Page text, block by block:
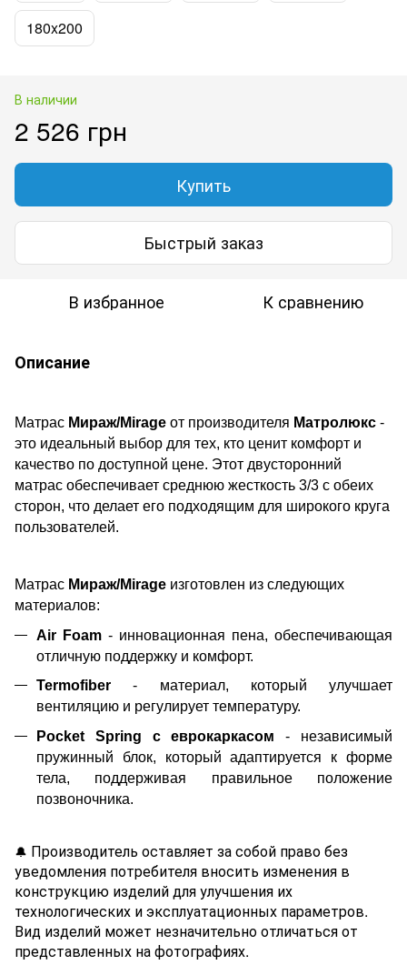
180x200
В наличии
2 526 грн
Купить
Быстрый заказ
В избранное К сравнению
Описание
Матрас Мираж/Mirage от производителя Матролюкс -
это идеальный выбор для тех, кто ценит комфорт и
качество по доступной цене. Этот двусторонний
матрас обеспечивает среднюю жесткость 3/3 с обеих
сторон, что делает его подходящим для широкого круга
пользователей.
Матрас Мираж/Mirage изготовлен из следующих
материалов:
Air Foam - инновационная пена, обеспечивающая
отличную поддержку и комфорт.
Termofiber - материал, который улучшает
вентиляцию и регулирует температуру.
Pocket Spring с еврокаркасом - независимый
пружинный блок, который адаптируется к форме
тела, поддерживая правильное положение
позвоночника.
🔔 Производитель оставляет за собой право без
уведомления потребителя вносить изменения в
конструкцию изделий для улучшения их
технологических и эксплуатационных параметров.
Вид изделий может незначительно отличаться от
представленных на фотографиях.